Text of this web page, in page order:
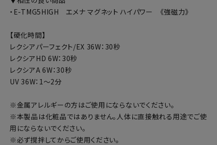
・E-TMG5HIGH エメナ マグネット ハイパワー 《強磁力》
【硬化時間】
レクシアパーフェクト/EX 36W：30秒
レクシアHD 6W：30秒
レクシアA 6W：30秒
UV 36W：1～2分
※金属アレルギーの方はご使用にならないでください。
※本製品は化粧品ではありません。人体に直接触れる用途でご使
用にならないでください。
※必ず撹拌してからご使用ください。